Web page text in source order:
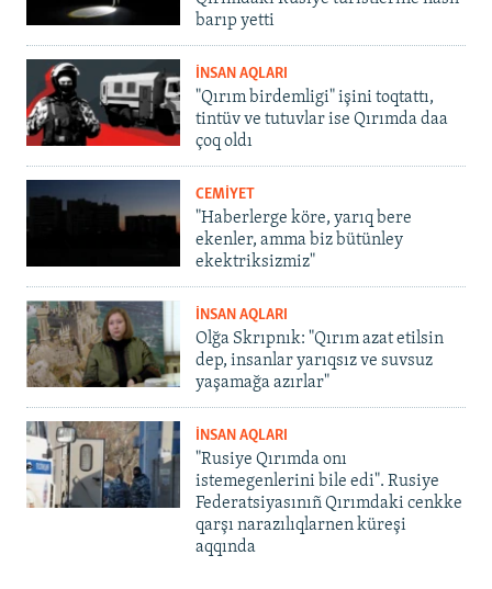
barıp yetti
İNSAN AQLARI
"Qırım birdemligi" işini toqtattı,
tintüv ve tutuvlar ise Qırımda daa
çoq oldı
CEMİYET
"Haberlerge köre, yarıq bere
ekenler, amma biz bütünley
ekektriksizmiz"
İNSAN AQLARI
Olğa Skrıpnık: "Qırım azat etilsin
dep, insanlar yarıqsız ve suvsuz
yaşamağa azırlar"
İNSAN AQLARI
"Rusiye Qırımda onı
istemegenlerini bile edi". Rusiye
Federatsiyasınıñ Qırımdaki cenkke
qarşı narazılıqlarnen küreşi
aqqında